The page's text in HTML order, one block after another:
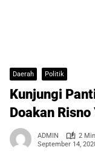
Daerah Politik
Kunjungi
Doakan
ADMIN
2
September 14,